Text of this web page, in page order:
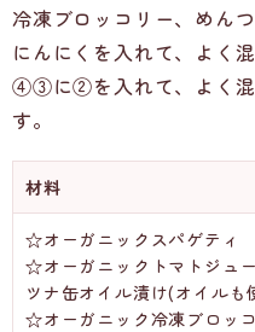
冷凍ブロッコリー、めん
にんにくを入れて、よく
④③に②を入れて、よく混
す。
材料
☆オーガニックスパゲテ
☆オーガニックトマトジ
ツナ缶オイル漬け(オイ
☆オーガニック冷凍ブロ